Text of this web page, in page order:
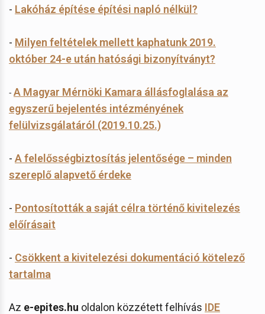
- Lakóház építése építési napló nélkül?
- Milyen feltételek mellett kaphatunk 2019.
október 24-e után hatósági bizonyítványt?
- A Magyar Mérnöki Kamara állásfoglalása az
egyszerű bejelentés intézményének
felülvizsgálatáról (2019.10.25.)
- A felelősségbiztosítás jelentősége – minden
szereplő alapvető érdeke
- Pontosították a saját célra történő kivitelezés
előírásait
- Csökkent a kivitelezési dokumentáció kötelező
tartalma
Az e-epites.hu oldalon közzétett felhívás IDE